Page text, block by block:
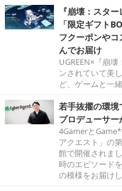
『崩壊：スタ
「限定ギフト
フクーポンや
んでお届け
UGREEN×『崩
ンされていて美
ど、ゲームと一
若手抜擢の環
プロデューサ
4Gamerと
アクエスト」の
館で開催されま
時のエピソード
の模様をお届けし